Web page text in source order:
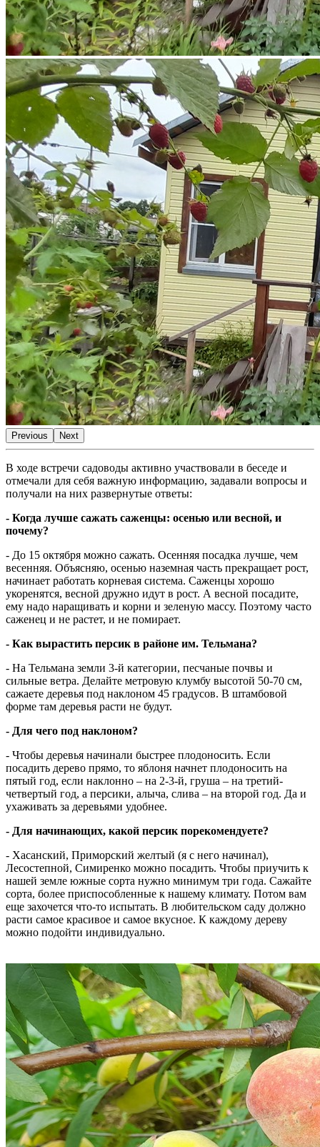
Previous Next
В ходе встречи садоводы активно участвовали в беседе и
отмечали для себя важную информацию, задавали вопросы и
получали на них развернутые ответы:
- Когда лучше сажать саженцы: осенью или весной, и
почему?
- До 15 октября можно сажать. Осенняя посадка лучше, чем
весенняя. Объясняю, осенью наземная часть прекращает рост,
начинает работать корневая система. Саженцы хорошо
укоренятся, весной дружно идут в рост. А весной посадите,
ему надо наращивать и корни и зеленую массу. Поэтому часто
саженец и не растет, и не помирает.
- Как вырастить персик в районе им. Тельмана?
- На Тельмана земли 3-й категории, песчаные почвы и
сильные ветра. Делайте метровую клумбу высотой 50-70 см,
сажаете деревья под наклоном 45 градусов. В штамбовой
форме там деревья расти не будут.
- Для чего под наклоном?
- Чтобы деревья начинали быстрее плодоносить. Если
посадить дерево прямо, то яблоня начнет плодоносить на
пятый год, если наклонно – на 2-3-й, груша – на третий-
четвертый год, а персики, алыча, слива – на второй год. Да и
ухаживать за деревьями удобнее.
- Для начинающих, какой персик порекомендуете?
- Хасанский, Приморский желтый (я с него начинал),
Лесостепной, Симиренко можно посадить. Чтобы приучить к
нашей земле южные сорта нужно минимум три года. Сажайте
сорта, более приспособленные к нашему климату. Потом вам
еще захочется что-то испытать. В любительском саду должно
расти самое красивое и самое вкусное. К каждому дереву
можно подойти индивидуально.